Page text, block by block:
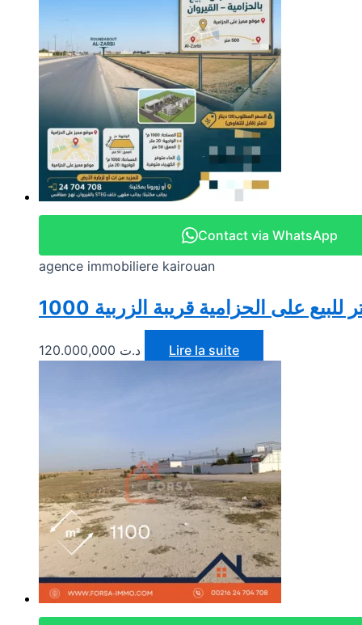
Contact via WhatsApp
agence immobiliere kairouan
متر للبيع على الحزامية قريبة الزربية
د.ت Lire la suite